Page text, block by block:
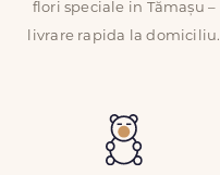
flori speciale in Tămașu –
livrare rapida la domiciliu.